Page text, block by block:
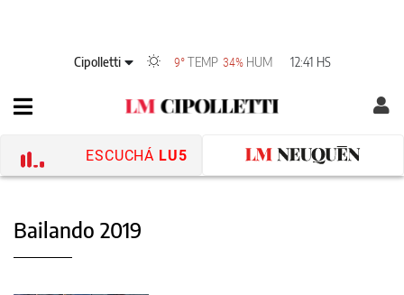
Cipolletti 9° TEMP 34% HUM 12:41 HS
ESCUCHÁ LU5
Bailando 2019